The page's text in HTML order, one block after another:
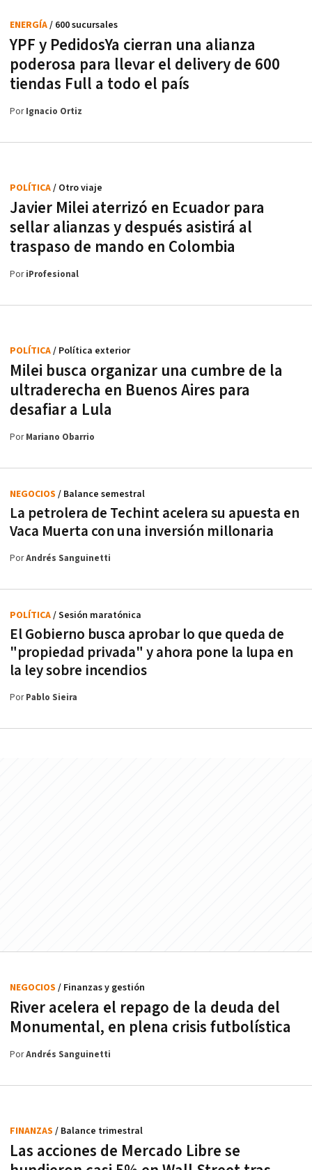
YPF y PedidosYa cierran una alianza
poderosa para llevar el delivery de 600
tiendas Full a todo el país
ENERGÍA/ 600 sucursales
PorIgnacio Ortiz
Javier Milei aterrizó en Ecuador para
sellar alianzas y después asistirá al
traspaso de mando en Colombia
POLÍTICA/ Otro viaje
PoriProfesional
Milei busca organizar una cumbre de la
ultraderecha en Buenos Aires para
desafiar a Lula
POLÍTICA/ Política exterior
PorMariano Obarrio
La petrolera de Techint acelera su apuesta en
Vaca Muerta con una inversión millonaria
NEGOCIOS / Balance semestral
PorAndrés Sanguinetti
El Gobierno busca aprobar lo que queda de
"propiedad privada" y ahora pone la lupa en
la ley sobre incendios
POLÍTICA/ Sesión maratónica
PorPablo Sieira
River acelera el repago de la deuda del
Monumental, en plena crisis futbolística
NEGOCIOS / Finanzas y gestión
PorAndrés Sanguinetti
Las acciones de Mercado Libre se
FINANZAS / Balance trimestral